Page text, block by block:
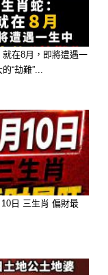
不舒服，
出所料，肝
好配合治
的三個兒
想象的溫
院了解到
棄治療。對
就在8月，即將遭遇一
“劫難”...
10日 三生肖 偏財最